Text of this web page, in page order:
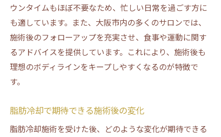
ウンタイムもほぼ不要なため、忙しい日常を過ごす方に
も適しています。また、大阪市内の多くのサロンでは、
施術後のフォローアップを充実させ、食事や運動に関す
るアドバイスを提供しています。これにより、施術後も
理想のボディラインをキープしやすくなるのが特徴で
す。
脂肪冷却で期待できる施術後の変化
脂肪冷却施術を受けた後、どのような変化が期待できる